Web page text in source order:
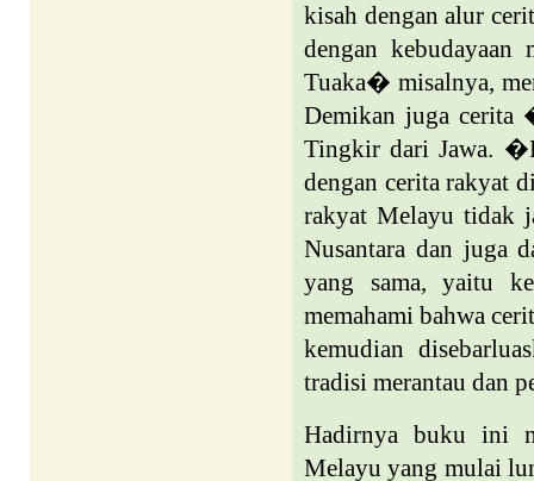
kisah dengan alur
dengan
Tuaka� misalnya,
Demikan juga cerita
Tingkir dari Jawa.
dengan cerita rakyat
rakyat Melayu tidak
Nusantara dan juga
yang sama, yaitu
memahami bahwa
kemudian
tradisi merantau dan
Hadirnya buku ini
Melayu yang mulai